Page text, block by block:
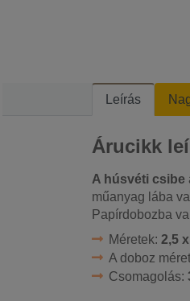
Leírás
Árucikk
A húsvéti csibe
műanyag lába
Papírdobozba
Méretek: 2,5
A doboz
Csomagolás: